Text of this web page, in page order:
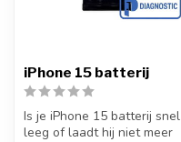
iPhone 15 batterij
Is je iPhone 15 batterij snel
leeg of laadt hij niet meer